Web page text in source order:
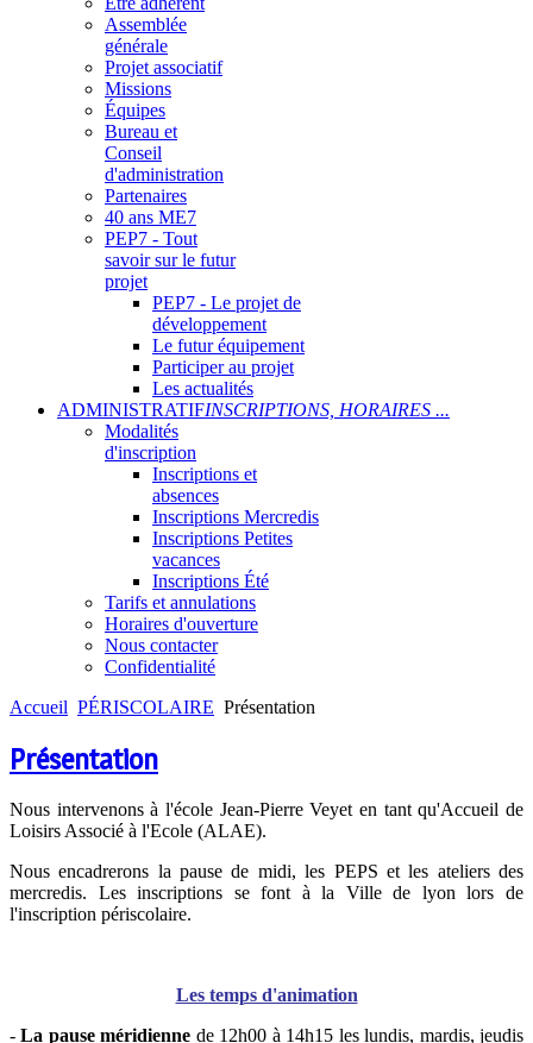
Assemblée
générale
Projet associatif
Missions
Équipes
Bureau et
Conseil
d'administration
Partenaires
40 ans ME7
PEP7 - Tout
savoir sur le futur
projet
PEP7 - Le projet de
développement
Le futur équipement
Participer au projet
Les actualités
ADMINISTRATIFINSCRIPTIONS, HORAIRES ...
Modalités
d'inscription
Inscriptions et
absences
Inscriptions Mercredis
Inscriptions Petites
vacances
Inscriptions Été
Tarifs et annulations
Horaires d'ouverture
Nous contacter
Confidentialité
Accueil PÉRISCOLAIRE Présentation
Présentation
Nous intervenons à l'école Jean-Pierre Veyet en tant qu'Accueil de
Loisirs Associé à l'Ecole (ALAE).
Nous encadrerons la pause de midi, les PEPS et les ateliers des
mercredis. Les inscriptions se font à la Ville de lyon lors de
l'inscription périscolaire.
Les temps d'animation
-La pause méridienne de 12h00 à 14h15 les lundis, mardis, jeudis